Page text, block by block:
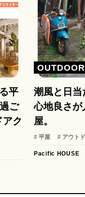
平
ご
ク
OUTDOOR
潮風と日当
心地良さが
屋。
# 平屋 # アウト
Pacific HOUSE